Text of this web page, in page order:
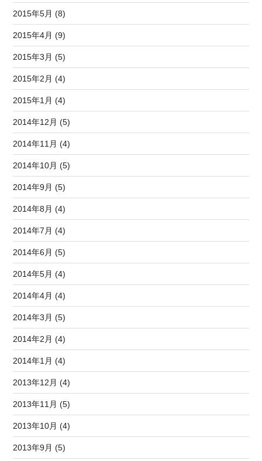
2015年5月 (8)
2015年4月 (9)
2015年3月 (5)
2015年2月 (4)
2015年1月 (4)
2014年12月 (5)
2014年11月 (4)
2014年10月 (5)
2014年9月 (5)
2014年8月 (4)
2014年7月 (4)
2014年6月 (5)
2014年5月 (4)
2014年4月 (4)
2014年3月 (5)
2014年2月 (4)
2014年1月 (4)
2013年12月 (4)
2013年11月 (5)
2013年10月 (4)
2013年9月 (5)